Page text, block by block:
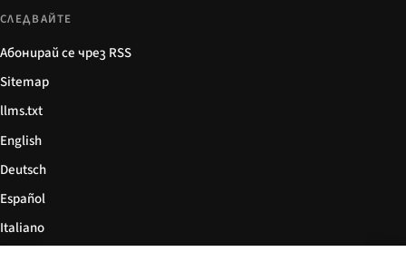
СЛЕДВАЙТЕ
Абонирай се чрез RSS
Sitemap
llms.txt
English
Deutsch
Español
Italiano